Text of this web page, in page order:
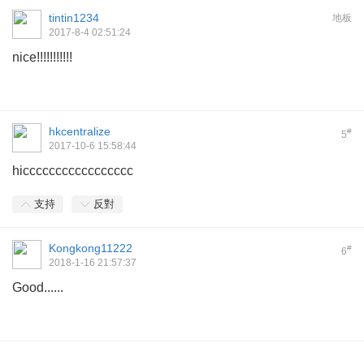
地板
tintin1234
2017-8-4 02:51:24
nice!!!!!!!!!!!
5#
hkcentralize
2017-10-6 15:58:44
hiccccccccccccccccc
支持 反對
6#
Kongkong11222
2018-1-16 21:57:37
Good......